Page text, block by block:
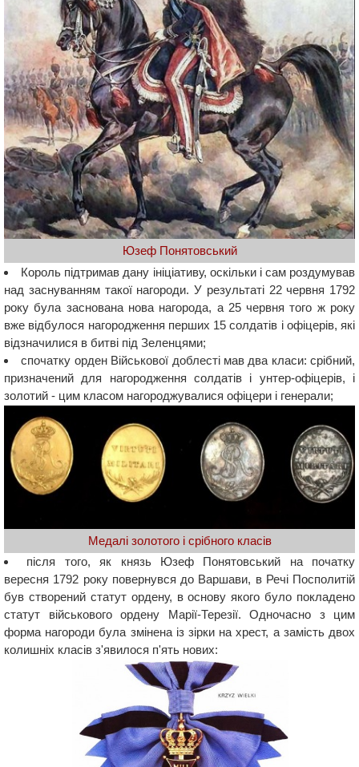
Юзеф Понятовський
Король підтримав дану ініціативу, оскільки і сам роздумував
над заснуванням такої нагороди. У результаті 22 червня 1792
року була заснована нова нагорода, а 25 червня того ж року
вже відбулося нагородження перших 15 солдатів і офіцерів, які
відзначилися в битві під Зеленцями;
спочатку орден Військової доблесті мав два класи: срібний,
призначений для нагородження солдатів і унтер-офіцерів, і
золотий - цим класом нагороджувалися офіцери і генерали;
Медалі золотого і срібного класів
після того, як князь Юзеф Понятовський на початку
вересня 1792 року повернувся до Варшави, в Речі Посполитій
був створений статут ордену, в основу якого було покладено
статут військового ордену Марії-Терезії. Одночасно з цим
форма нагороди була змінена із зірки на хрест, а замість двох
колишніх класів з'явилося п'ять нових: